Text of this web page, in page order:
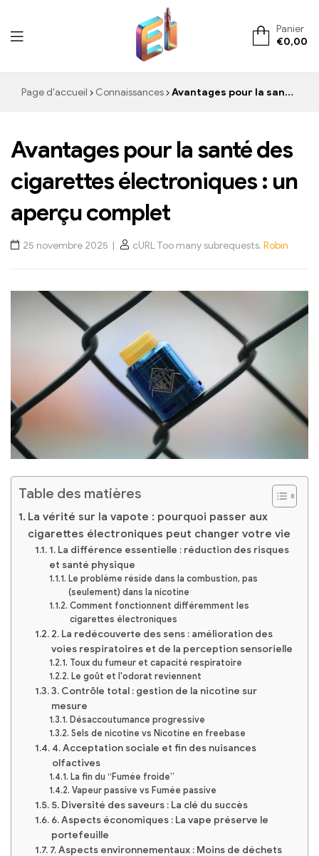
ElementVape.de
Panier
€0,00
Page d'accueil Connaissances Avantages pour la santé des cigarettes électroniques : un aperçu complet
Avantages pour la santé des
cigarettes électroniques : un
aperçu complet
25 novembre 2025 cURL Too many subrequests. Robin
Table des matières
La vérité sur la vapote : pourquoi passer aux
cigarettes électroniques peut changer votre vie
1. La différence essentielle : réduction des risques
et santé physique
Le problème réside dans la combustion, pas
(seulement) dans la nicotine
Comment fonctionnent différemment les
cigarettes électroniques
2. La redécouverte des sens : amélioration des
voies respiratoires et de la perception sensorielle
Toux du fumeur et capacité respiratoire
Le goût et l'odorat reviennent
3. Contrôle total : gestion de la nicotine sur
mesure
Désaccoutumance progressive
Sels de nicotine vs Nicotine en freebase
4. Acceptation sociale et fin des nuisances
olfactives
La fin du “Fumée froide”
Vapeur passive vs Fumée passive
5. Diversité des saveurs : La clé du succès
6. Aspects économiques : La vape préserve le
portefeuille
7. Aspects environnementaux : Moins de déchets